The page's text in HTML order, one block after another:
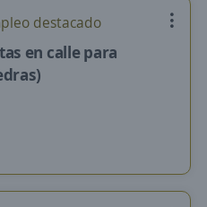
destacado
en calle para